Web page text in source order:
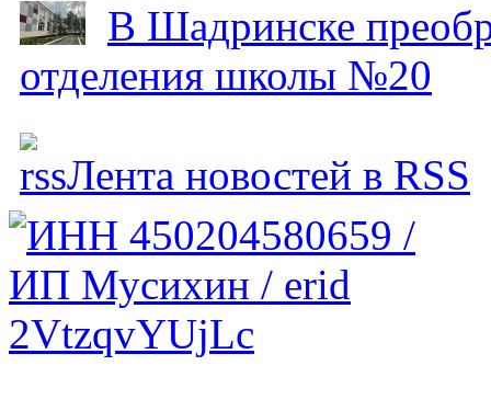
В Шадринске
отделения школы №20
Лента новостей в RSS